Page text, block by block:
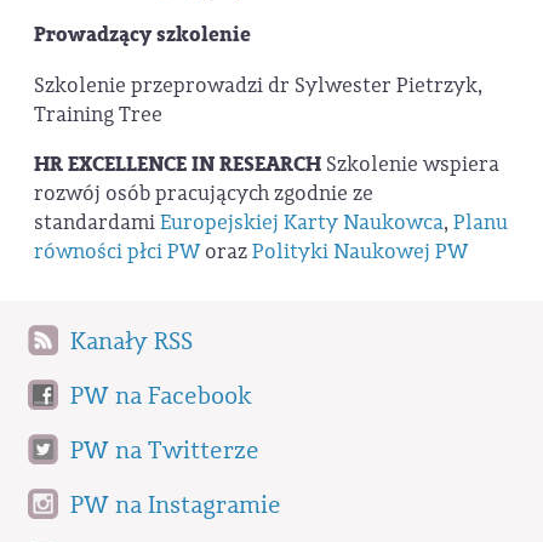
Prowadzący szkolenie
Szkolenie przeprowadzi dr Sylwester Pietrzyk,
Training Tree
HR EXCELLENCE IN RESEARCH Szkolenie wspiera
rozwój osób pracujących zgodnie ze
standardamiEuropejskiej Karty Naukowca, Planu
równości płci PWorazPolityki Naukowej PW
Kanały RSS
PW na Facebook
PW na Twitterze
PW na Instagramie